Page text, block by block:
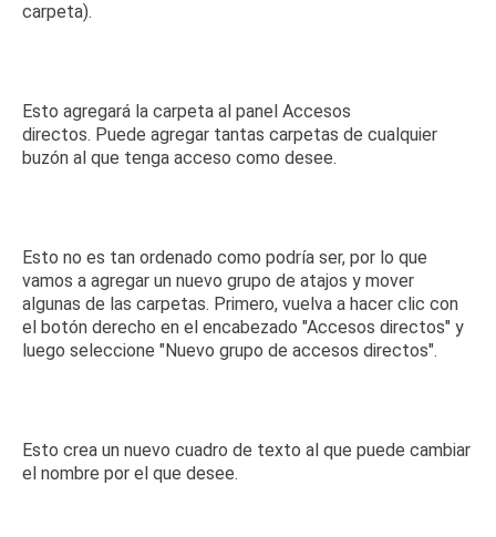
carpeta).
Esto agregará la carpeta al panel Accesos
directos. Puede agregar tantas carpetas de cualquier
buzón al que tenga acceso como desee.
Esto no es tan ordenado como podría ser, por lo que
vamos a agregar un nuevo grupo de atajos y mover
algunas de las carpetas. Primero, vuelva a hacer clic con
el botón derecho en el encabezado "Accesos directos" y
luego seleccione "Nuevo grupo de accesos directos".
Esto crea un nuevo cuadro de texto al que puede cambiar
el nombre por el que desee.